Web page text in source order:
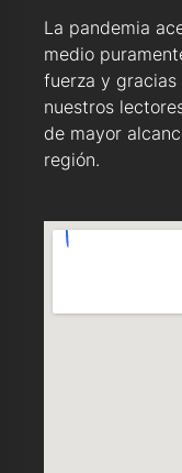
La pandemia
medio
fuerza y
nuestros
de mayor
región.